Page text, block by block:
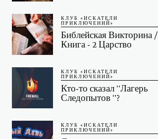
КЛУБ «ИСКАТЕЛИ
ПРИКЛЮЧЕНИЙ»
Библейская Викторина /
Книга - 2 Царство
КЛУБ «ИСКАТЕЛИ
ПРИКЛЮЧЕНИЙ»
Кто-то сказал "Лагерь
Следопытов "?
КЛУБ «ИСКАТЕЛИ
ПРИКЛЮЧЕНИЙ»